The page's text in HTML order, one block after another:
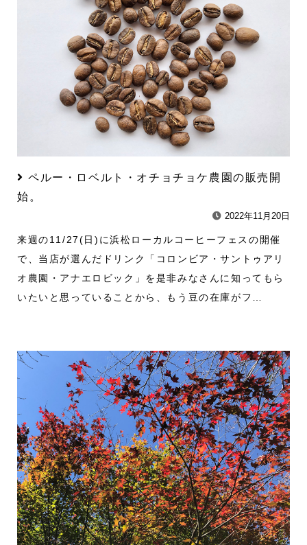
ペルー・ロベルト・オチョチョケ農園の販売開
始。
2022年11月20日
来週の11/27(日)に浜松ローカルコーヒーフェスの開催
で、当店が選んだドリンク「コロンビア・サントゥアリ
オ農園・アナエロビック」を是非みなさんに知ってもら
いたいと思っていることから、もう豆の在庫がフ…